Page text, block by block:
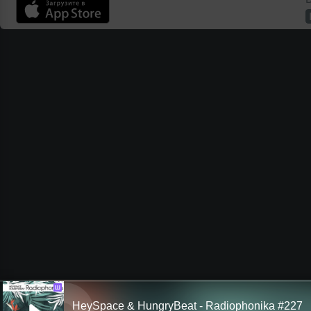
Ш
HeySpace & HungryBeat - Radiophonika #227